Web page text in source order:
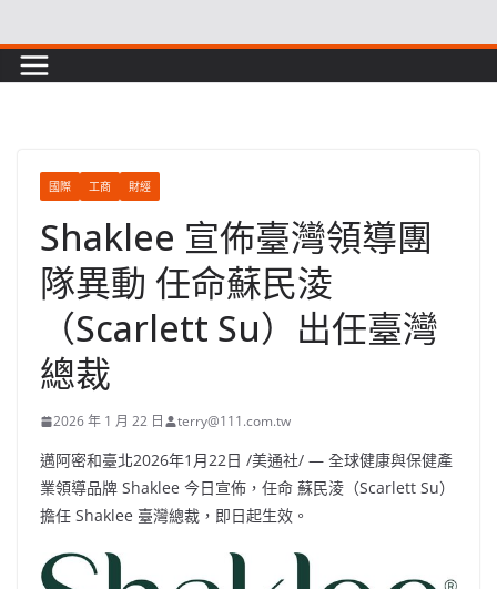
to
content
國際 工商 財經
Shaklee 宣佈臺灣領導團
隊異動 任命蘇民淩
（Scarlett Su）出任臺灣
總裁
2026 年 1 月 22 日 terry@111.com.tw
邁阿密和臺北2026年1月22日 /美通社/ — 全球健康與保健產
業領導品牌 Shaklee 今日宣佈，任命 蘇民淩（Scarlett Su）
擔任 Shaklee 臺灣總裁，即日起生效。